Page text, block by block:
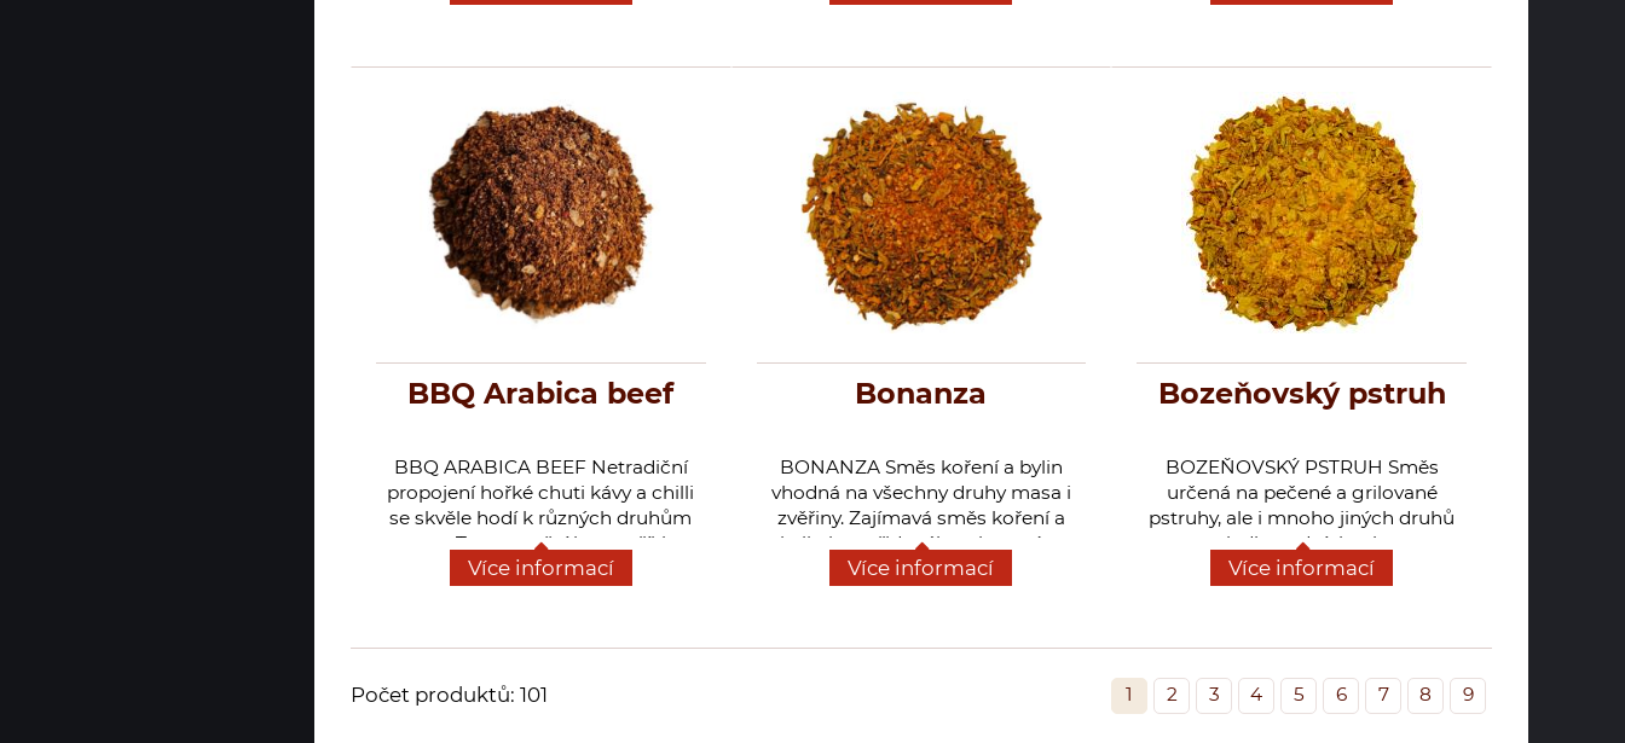
dietních jídel. Má voňavou
glutaman sodný.
brambor. Můžeme s touto kořenící
či dušenou zeleninu. Zvýrazňuje
BBQ Arabica beef
BBQ ARABICA BEEF Netradiční
propojení hořké chuti kávy a chilli
se skvěle hodí k různých druhům
masa. Touto směsí lze napříklat
báječně dochutit hovězí steak.
Kouřové tóny a tmavá barva skvěle
vepřové, zvěřinu nebo žebra.
Více informací
Bonanza
BONANZA Směs koření a bylin
vhodná na všechny druhy masa i
zvěřiny. Zajímavá směs koření a
bylin bez přidaného glutamátu
dokonale ochutí upravované jídlo
pečením, nebo grilováním.
Více informací
Bozeňovský pstruh
BOZEŇOVSKÝ PSTRUH Směs
určená na pečené a grilované
pstruhy, ale i mnoho jiných druhů
sladkovodních ryb.
Více informací
1 2 3 4 5 6 7 8 9
Počet produktů: 101